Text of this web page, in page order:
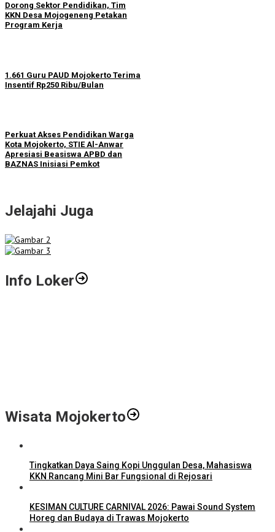
Dorong Sektor Pendidikan, Tim
KKN Desa Mojogeneng Petakan
Program Kerja
1.661 Guru PAUD Mojokerto Terima
Insentif Rp250 Ribu/Bulan
Perkuat Akses Pendidikan Warga
Kota Mojokerto, STIE Al-Anwar
Apresiasi Beasiswa APBD dan
BAZNAS Inisiasi Pemkot
Jelajahi Juga
Info Loker
Wisata Mojokerto
Tingkatkan Daya Saing Kopi Unggulan Desa, Mahasiswa
KKN Rancang Mini Bar Fungsional di Rejosari
KESIMAN CULTURE CARNIVAL 2026: Pawai Sound System
Horeg dan Budaya di Trawas Mojokerto